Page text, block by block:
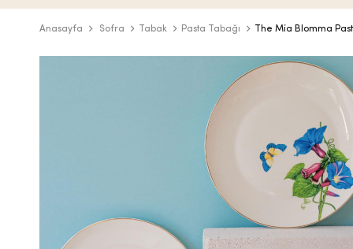
Anasayfa Sofra Tabak Pasta Tabağı The Mia Blomma